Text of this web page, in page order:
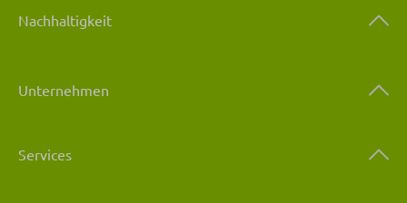
Nachhaltigkeit
Unternehmen
Services